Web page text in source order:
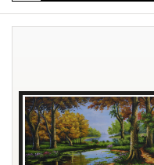
TRANH PHONG THỦY
TRANH SƠN DẦU
BLOG